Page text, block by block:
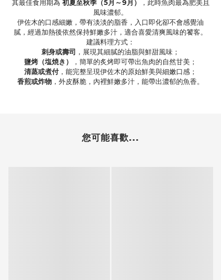
其最佳食用期為 初夏至秋季（5月～9月）
，此時魚肉最為肥美且
風味濃郁。
伊佐木的口感細嫩，帶有淡淡的脂香，入口即化卻不會感覺油
膩，經過加熱後依然保持鮮嫩多汁，適合喜愛清爽風味的饕客。
建議料理方式：
刺身或壽司 ，展現其細膩的油脂與鮮甜風味；
鹽烤（塩焼き）
，簡單的炙烤即可帶出魚肉的自然甘美；
清蒸或煮付，能完整呈現伊佐木的原始鮮美與細嫩口感；
香煎或炸物 ，外皮酥脆，內裡鮮嫩多汁，能帶出濃郁的魚香。
您可能喜歡...